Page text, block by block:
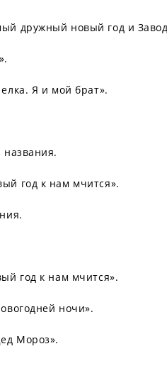
дружный новый год и
Я и мой брат».
названия.
год к нам мчится».
год к нам мчится».
ночи».
Мороз».